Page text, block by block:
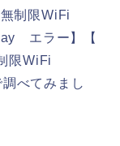
制限WiFi
エラー】【
限WiFi
べてみまし